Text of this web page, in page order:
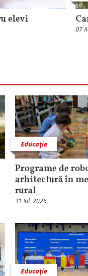
elevi
07
Educaţie
Programe de
arhitectură în
rural
31 Iul, 2026
Educaţie